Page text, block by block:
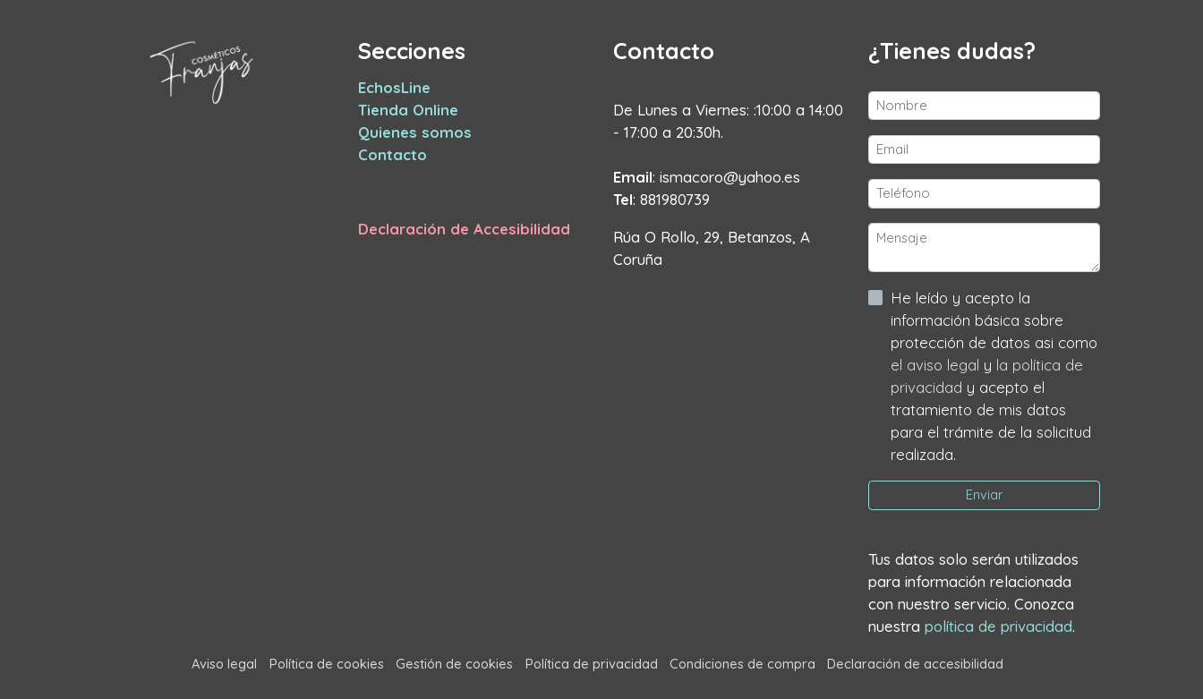
Secciones
EchosLine
Tienda Online
Quienes somos
Contacto
Declaración de Accesibilidad
Contacto
De Lunes a Viernes: :10:00 a 14:00
- 17:00 a 20:30h.
Email: ismacoro@yahoo.es
Tel: 881980739
Rúa O Rollo, 29, Betanzos, A
Coruña
¿Tienes dudas?
He leído y acepto la
información básica sobre
protección de datos asi como
el aviso legal y la política de
privacidad y acepto el
tratamiento de mis datos
para el trámite de la solicitud
realizada.
Enviar
Tus datos solo serán utilizados
para información relacionada
con nuestro servicio. Conozca
nuestra política de privacidad.
Aviso legal Política de cookies Gestión de cookies Política de privacidad Condiciones de compra Declaración de accesibilidad